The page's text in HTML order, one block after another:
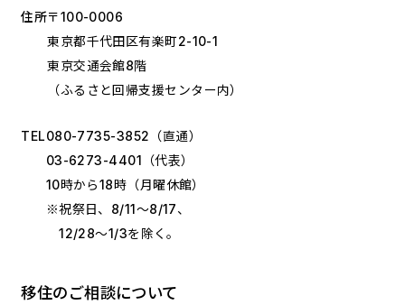
住所〒100-0006
東京都千代田区有楽町2-10-1
東京交通会館8階
（ふるさと回帰支援センター内）
TEL080-7735-3852 （直通）
03-6273-4401
（代表）
10時から18時（月曜休館）
※祝祭日、8/11～8/17、
12/28～1/3を除く。
移住のご相談について